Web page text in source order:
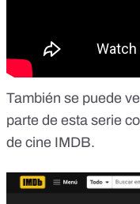
También se puede
parte de esta serie
de cine IMDB.